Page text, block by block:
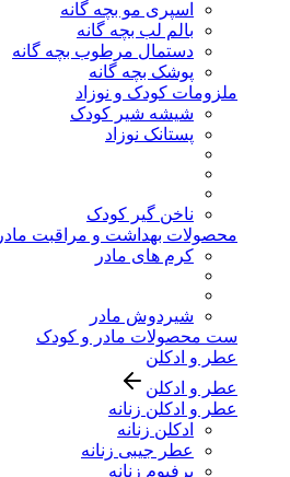
اسپری مو بچه گانه
بالم لب بچه گانه
دستمال مرطوب بچه گانه
پوشک بچه گانه
ملزومات کودک و نوزاد
شیشه شیر کودک
پستانک نوزاد
ناخن گیر کودک
محصولات بهداشت و مراقبت مادر
کرم های مادر
شیردوش مادر
ست محصولات مادر و کودک
عطر و ادکلن
عطر و ادکلن
عطر و ادکلن زنانه
ادکلن زنانه
عطر جیبی زنانه
پرفیوم زنانه